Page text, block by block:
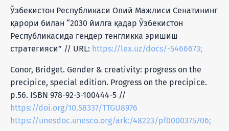
Ўзбекистон Республикаси Олий Мажлиси Сенатининг
қарори билан “2030 йилга қадар Ўзбекистон
Республикасида гендер тенгликка эришиш
стратегияси” // URL: https://lex.uz/docs/-5466673;
Conor, Bridget. Gender & creativity: progress on the
precipice, special edition. Progress on the precipice.
p.56. ISBN 978-92-3-100444-5 //
https://doi.org/10.58337/TTGU8976
https://unesdoc.unesco.org/ark:/48223/pf0000375706;